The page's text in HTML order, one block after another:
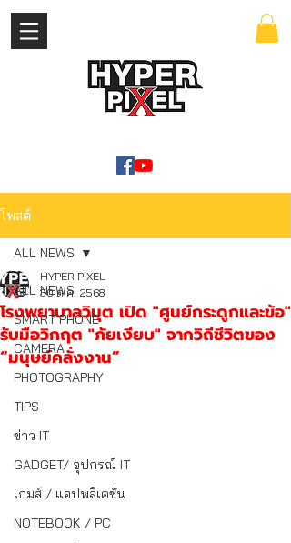
โพสต์
ALL NEWS
SMART PHONE
CAMERA
PHOTOGRAPHY
TIPS
ข่าว IT
GADGET/ อุปกรณ์ IT
เกมส์ / แอปพลิเคชั่น
NOTEBOOK / PC
ALL NEWS
โรงพยาบาลวิมุต เปิด "ศูนย์กระดูกและข้อ"
รับมือวิกฤต "ภัยเงียบ" จากวิถีชีวิตของ
“มนุษย์คลั่งงาน”
HYPER PIXEL
30 ต.ค. 2568